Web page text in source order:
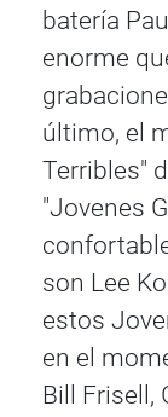
batería
enorme
último, el
Terribles"
"Jovenes
son Lee
estos
en el
Bill Frisell,